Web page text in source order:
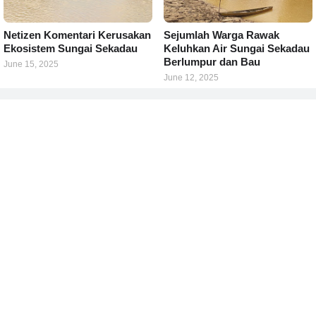
Netizen Komentari Kerusakan
Ekosistem Sungai Sekadau
June 15, 2025
Sejumlah Warga Rawak
Keluhkan Air Sungai Sekadau
Berlumpur dan Bau
June 12, 2025